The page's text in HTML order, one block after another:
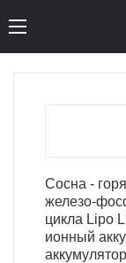
Сосна -
железо-
цикла Lipo
ионный